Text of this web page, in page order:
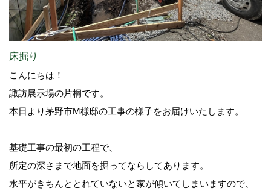
床掘り
こんにちは！
諏訪展示場の片桐です。
本日より茅野市M様邸の工事の様子をお届けいたします。
基礎工事の最初の工程で、
所定の深さまで地面を掘ってならしてあります。
水平がきちんととれていないと家が傾いてしまいますので、